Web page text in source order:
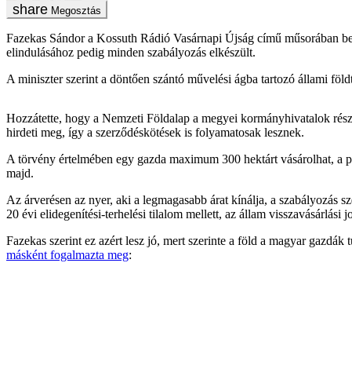
Megosztás
Fazekas Sándor a Kossuth Rádió Vasárnapi Újság című
elindulásához pedig minden szabályozás elkészült.
A miniszter szerint a döntően szántó művelési ágba tartozó állami
Hozzátette, hogy a Nemzeti Földalap a megyei kormányhivatalok
hirdeti meg, így a szerződéskötések is folyamatosak lesznek.
A törvény értelmében egy gazda maximum 300 hektárt vásárolhat,
majd.
Az árverésen az nyer, aki a legmagasabb árat kínálja, a
20 évi elidegenítési-terhelési tilalom mellett, az állam
Fazekas szerint ez azért lesz jó, mert szerinte a föld a magyar
másként fogalmazta meg: